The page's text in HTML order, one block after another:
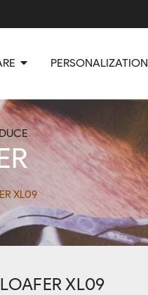
PERSONALIZATION
XL09
XL09